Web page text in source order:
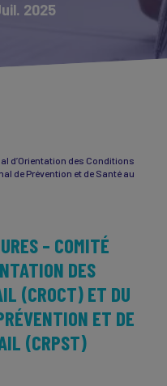
2025
d’Orientation des Conditions
de Prévention et de Santé au
– COMITÉ
DES
(CROCT) ET DU
ET DE
(CRPST)